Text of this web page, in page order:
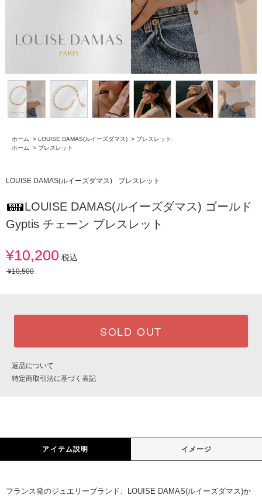
ホーム > LOUISE DAMAS(ルイーズダマス) > ブレスレット
ホーム
> ブレスレット
LOUISE DAMAS(ルイーズダマス) ブレスレット
LOUISE DAMAS(ルイーズダマス) ゴールド
Gyptis チェーン ブレスレット
¥10,200 税込
¥10,500
SOLD OUT
返品について
特定商取引法に基づく表記
アイテム説明 イメージ
フランス発のジュエリーブランド、LOUISE DAMAS(ルイーズダマス)か